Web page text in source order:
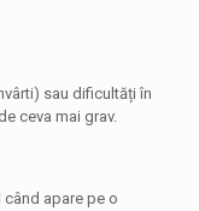
sau dificultăți în
ceva mai grav.
apare pe o